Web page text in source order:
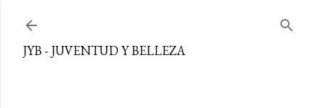
JYB - JUVENTUD Y BELLEZA